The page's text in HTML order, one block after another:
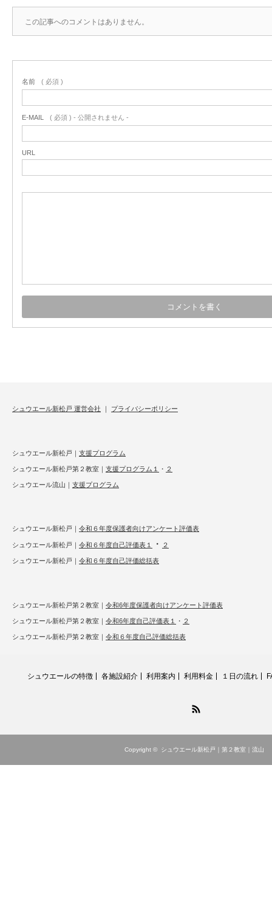
この記事へのコメントはありません。
名前 ( 必須 )
E-MAIL ( 必須 ) - 公開されません -
URL
シュウエール新松戸 運営会社 ｜ プライバシーポリシー
シュウエール新松戸｜ 支援プログラム
シュウエール新松戸第２教室｜ 支援プログラム１ ・ ２
シュウエール流山｜ 支援プログラム
シュウエール新松戸｜ 令和６年度保護者向けアンケート評価表
シュウエール新松戸｜ 令和６年度自己評価表１ ・ ２
シュウエール新松戸｜ 令和６年度自己評価総括表
シュウエール新松戸第２教室｜ 令和6年度保護者向けアンケート評価表
シュウエール新松戸第２教室｜ 令和6年度自己評価表１ ・ ２
シュウエール新松戸第２教室｜ 令和６年度自己評価総括表
シュウエールの特徴 各施設紹介 利用案内 利用料金 １日の流れ
Copyright © シュウエール新松戸｜第２教室｜流山